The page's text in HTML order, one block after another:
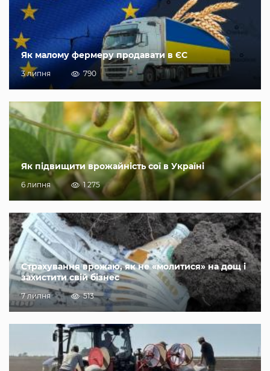
Як малому фермеру продавати в ЄС
3 липня 790
Як підвищити врожайність сої в Україні
6 липня 1 275
Страхування врожаю, як не «молитися» на дощ і
захистити свій бізнес
7 липня 513